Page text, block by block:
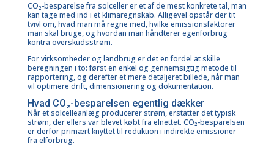
CO₂-besparelse fra solceller er et af de mest konkrete tal, man
kan tage med ind i et klimaregnskab. Alligevel opstår der tit
tvivl om, hvad man må regne med, hvilke emissionsfaktorer
man skal bruge, og hvordan man håndterer egenforbrug
kontra overskudsstrøm.
For virksomheder og landbrug er det en fordel at skille
beregningen i to: først en enkel og gennemsigtig metode til
rapportering, og derefter et mere detaljeret billede, når man
vil optimere drift, dimensionering og dokumentation.
Hvad CO₂-besparelsen egentlig dækker
Når et solcelleanlæg producerer strøm, erstatter det typisk
strøm, der ellers var blevet købt fra elnettet. CO₂-besparelsen
er derfor primært knyttet til reduktion i indirekte emissioner
fra elforbrug.